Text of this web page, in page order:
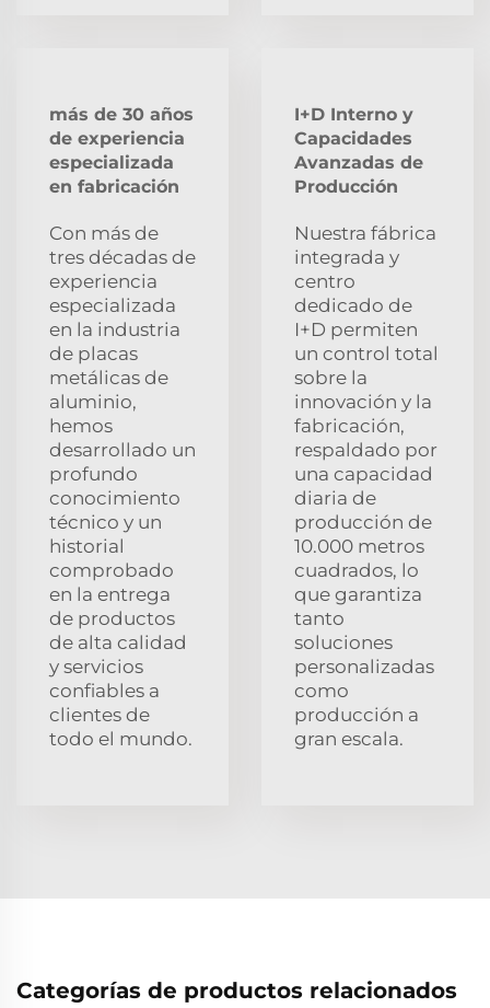
más de 30 años
de experiencia
especializada
en fabricación
Con más de
tres décadas de
experiencia
especializada
en la industria
de placas
metálicas de
aluminio,
hemos
desarrollado un
profundo
conocimiento
técnico y un
historial
comprobado
en la entrega
de productos
de alta calidad
y servicios
confiables a
clientes de
todo el mundo.
I+D Interno y
Capacidades
Avanzadas de
Producción
Nuestra fábrica
integrada y
centro
dedicado de
I+D permiten
un control total
sobre la
innovación y la
fabricación,
respaldado por
una capacidad
diaria de
producción de
10.000 metros
cuadrados, lo
que garantiza
tanto
soluciones
personalizadas
como
producción a
gran escala.
Categorías de productos relacionados